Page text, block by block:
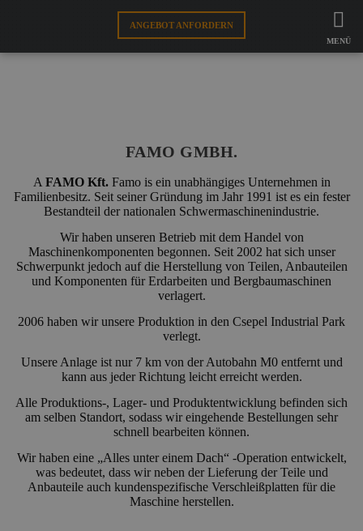
ANGEBOT ANFORDERN
MENÜ
DE
ÜBER UNS UNSERE GESCHICHTE
FAMO GMBH.
A FAMO Kft.Famo is ein unabhängiges Unternehmen in
Familienbesitz. Seit seiner Gründung im Jahr 1991 ist es ein fester
Bestandteil der nationalen Schwermaschinenindustrie.
Wir haben unseren Betrieb mit dem Handel von
Maschinenkomponenten begonnen. Seit 2002 hat sich unser
Schwerpunkt jedoch auf die Herstellung von Teilen, Anbauteilen
und Komponenten für Erdarbeiten und Bergbaumaschinen
verlagert.
2006 haben wir unsere Produktion in den Csepel Industrial Park
verlegt.
Unsere Anlage ist nur 7 km von der Autobahn M0 entfernt und
kann aus jeder Richtung leicht erreicht werden.
Alle Produktions-, Lager- und Produktentwicklung befinden sich
am selben Standort, sodass wir eingehende Bestellungen sehr
schnell bearbeiten können.
Wir haben eine „Alles unter einem Dach“ -Operation entwickelt,
was bedeutet, dass wir neben der Lieferung der Teile und
Anbauteile auch kundenspezifische Verschleißplatten für die
Maschine herstellen.